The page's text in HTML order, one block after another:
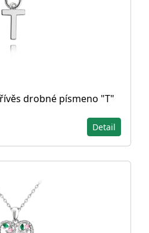
drobné písmeno "T"
Detail